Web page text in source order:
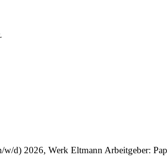
d) 2026, Werk Eltmann Arbeitgeber: